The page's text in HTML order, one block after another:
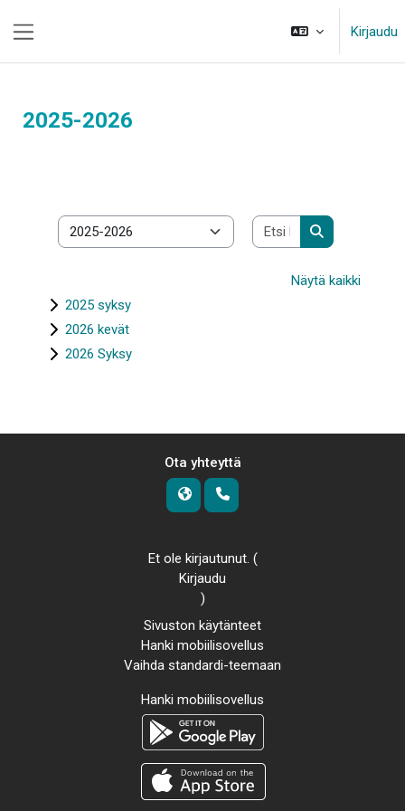
Kirjaudu
2025-2026
Kurssikategoriat
Etsi kursseja
Etsi kursseja
Näytä kaikki
2025 syksy
2026 kevät
2026 Syksy
Ota yhteyttä
Et ole kirjautunut. (
Kirjaudu
)
Sivuston käytänteet
Hanki mobiilisovellus
Vaihda standardi-teemaan
Hanki mobiilisovellus